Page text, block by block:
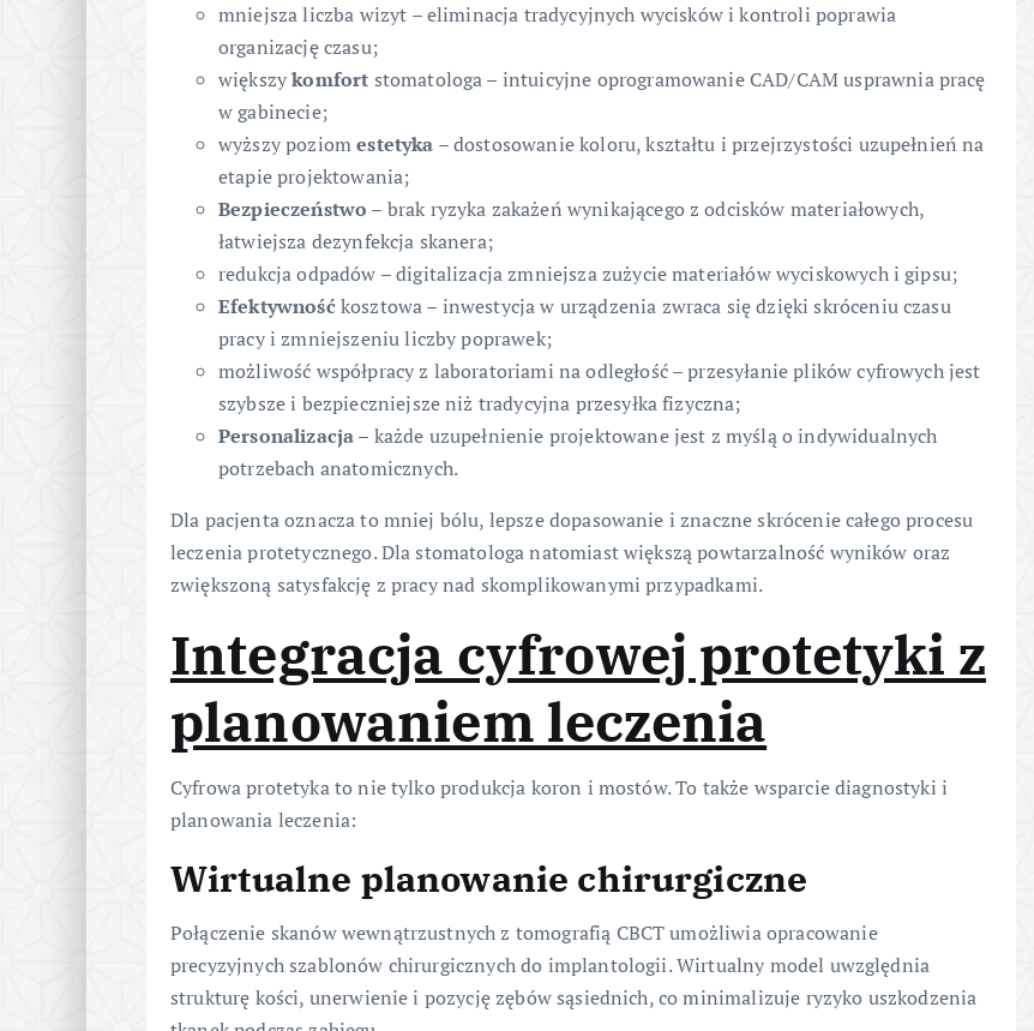
mniejsza liczba wizyt – eliminacja tradycyjnych wycisków i kontroli poprawia
organizację czasu;
większykomfort stomatologa – intuicyjne oprogramowanie CAD/CAM usprawnia pracę
w gabinecie;
wyższy poziomestetyka – dostosowanie koloru, kształtu i przejrzystości uzupełnień na
etapie projektowania;
Bezpieczeństwo – brak ryzyka zakażeń wynikającego z odcisków materiałowych,
łatwiejsza dezynfekcja skanera;
redukcja odpadów – digitalizacja zmniejsza zużycie materiałów wyciskowych i gipsu;
Efektywność kosztowa – inwestycja w urządzenia zwraca się dzięki skróceniu czasu
pracy i zmniejszeniu liczby poprawek;
możliwość współpracy z laboratoriami na odległość – przesyłanie plików cyfrowych jest
szybsze i bezpieczniejsze niż tradycyjna przesyłka fizyczna;
Personalizacja– każde uzupełnienie projektowane jest z myślą o indywidualnych
potrzebach anatomicznych.
Dla pacjenta oznacza to mniej bólu, lepsze dopasowanie i znaczne skrócenie całego procesu
leczenia protetycznego. Dla stomatologa natomiast większą powtarzalność wyników oraz
zwiększoną satysfakcję z pracy nad skomplikowanymi przypadkami.
Integracja cyfrowej protetyki z
planowaniem leczenia
Cyfrowa protetyka to nie tylko produkcja koron i mostów. To także wsparcie diagnostyki i
planowania leczenia:
Wirtualne planowanie chirurgiczne
Połączenie skanów wewnątrzustnych z tomografią CBCT umożliwia opracowanie
precyzyjnych szablonów chirurgicznych do implantologii. Wirtualny model uwzględnia
strukturę kości, unerwienie i pozycję zębów sąsiednich, co minimalizuje ryzyko uszkodzenia